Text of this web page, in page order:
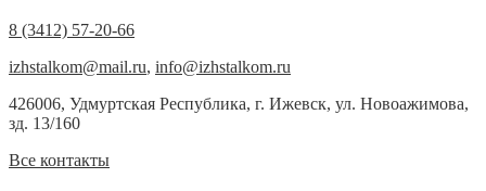
8 (3412) 57-20-66
izhstalkom@mail.ru, info@izhstalkom.ru
426006, Удмуртская Республика, г. Ижевск, ул. Новоажимова,
зд. 13/160
Все контакты